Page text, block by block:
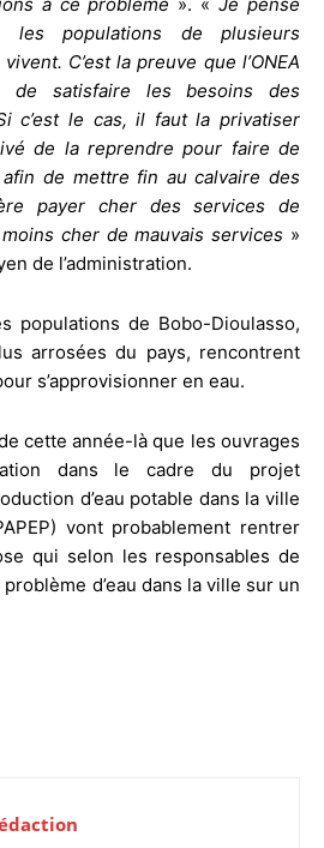
les populations de plusieurs
C’est la preuve que l’ONEA
de satisfaire les besoins des
c’est le cas, il faut la privatiser
de la reprendre pour faire de
de mettre fin au calvaire des
payer cher des services de
cher de mauvais services »
de l’administration.
populations de Bobo-Dioulasso,
arrosées du pays, rencontrent
s’approvisionner en eau.
cette année-là que les ouvrages
dans le cadre du projet
d’eau potable dans la ville
vont probablement rentrer
qui selon les responsables de
problème d’eau dans la ville sur un